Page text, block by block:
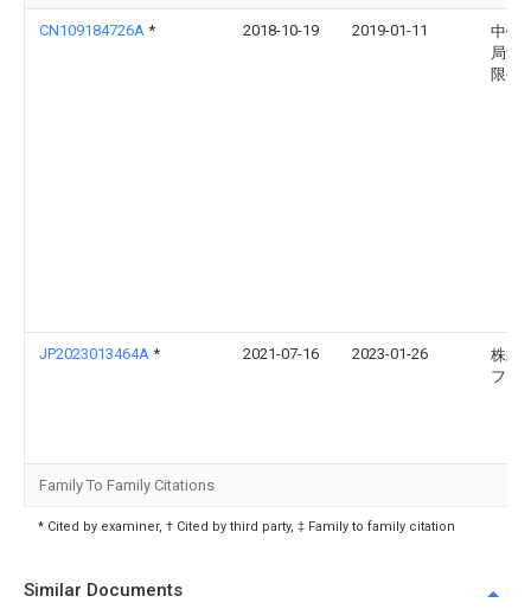
CN109184726A * 2018-10-19 2019-01-11
中铁
局集
限公
JP2023013464A * 2021-07-16 2023-01-26
株式
フジ
Family To Family Citations
* Cited by examiner, † Cited by third party, ‡ Family to family citation
Similar Documents